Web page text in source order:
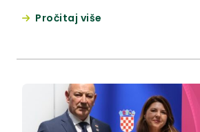
ulaganja u ovu dionicu, istaknuo je
Pročitaj više